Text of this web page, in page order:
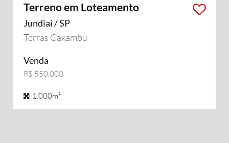
Terreno em Loteamento
Jundiaí / SP
Terras Caxambu
Venda
R$ 550.000
1.000m²